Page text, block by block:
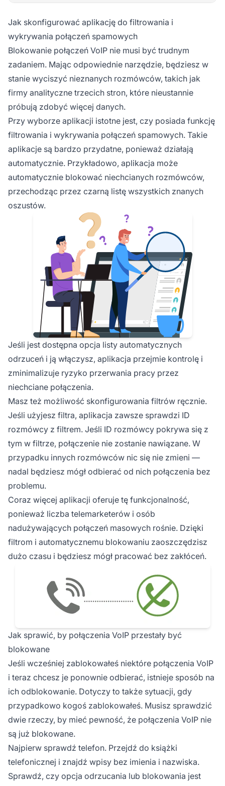
Jak skonfigurować aplikację do filtrowania i
wykrywania połączeń spamowych
Blokowanie połączeń VoIP nie musi być trudnym
zadaniem. Mając odpowiednie narzędzie, będziesz w
stanie wyciszyć nieznanych rozmówców, takich jak
firmy analityczne trzecich stron, które nieustannie
próbują zdobyć więcej danych.
Przy wyborze aplikacji istotne jest, czy posiada funkcję
filtrowania i wykrywania połączeń spamowych. Takie
aplikacje są bardzo przydatne, ponieważ działają
automatycznie. Przykładowo, aplikacja może
automatycznie blokować niechcianych rozmówców,
przechodząc przez czarną listę wszystkich znanych
oszustów.
Jeśli jest dostępna opcja listy automatycznych
odrzuceń i ją włączysz, aplikacja przejmie kontrolę i
zminimalizuje ryzyko przerwania pracy przez
niechciane połączenia.
Masz też możliwość skonfigurowania filtrów ręcznie.
Jeśli użyjesz filtra, aplikacja zawsze sprawdzi ID
rozmówcy z filtrem. Jeśli ID rozmówcy pokrywa się z
tym w filtrze, połączenie nie zostanie nawiązane. W
przypadku innych rozmówców nic się nie zmieni —
nadal będziesz mógł odbierać od nich połączenia bez
problemu.
Coraz więcej aplikacji oferuje tę funkcjonalność,
ponieważ liczba telemarketerów i osób
nadużywających połączeń masowych rośnie. Dzięki
filtrom i automatycznemu blokowaniu zaoszczędzisz
dużo czasu i będziesz mógł pracować bez zakłóceń.
Jak sprawić, by połączenia VoIP przestały być
blokowane
Jeśli wcześniej zablokowałeś niektóre połączenia VoIP
i teraz chcesz je ponownie odbierać, istnieje sposób na
ich odblokowanie. Dotyczy to także sytuacji, gdy
przypadkowo kogoś zablokowałeś. Musisz sprawdzić
dwie rzeczy, by mieć pewność, że połączenia VoIP nie
są już blokowane.
Najpierw sprawdź telefon. Przejdź do książki
telefonicznej i znajdź wpisy bez imienia i nazwiska.
Sprawdź, czy opcja odrzucania lub blokowania jest